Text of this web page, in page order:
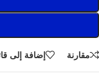
مقارنة إضافة إلى